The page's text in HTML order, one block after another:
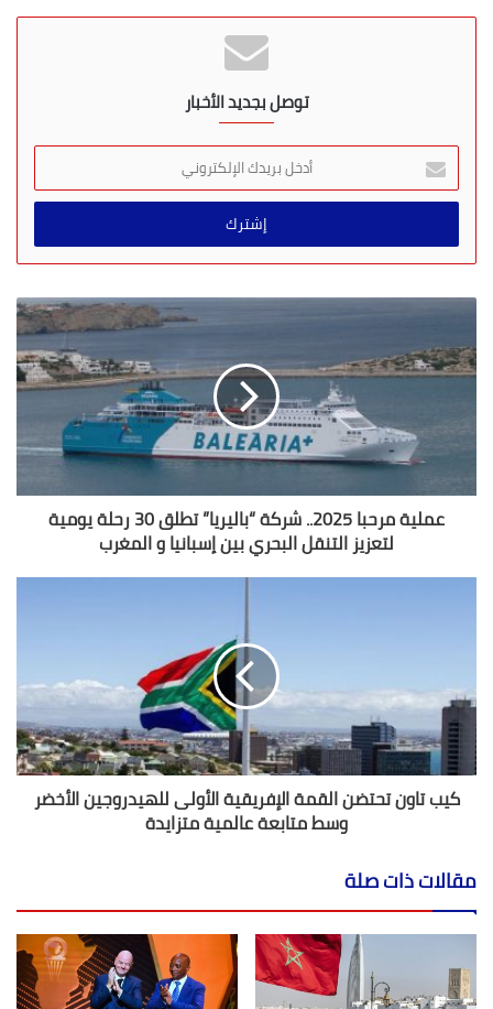
المستشفيات الإقليمية.
توصل بجديد الأخبار
أ
خ
ب
ر
ي
ك
ا
ر
ي
عملية مرحبا 2025.. شركة “باليريا” تطلق 30 رحلة يومية
لتعزيز التنقل البحري بين إسبانيا و المغرب
كيب تاون تحتضن القمة الإفريقية الأولى للهيدروجين الأخضر
وسط متابعة عالمية متزايدة
مقالات ذات صلة